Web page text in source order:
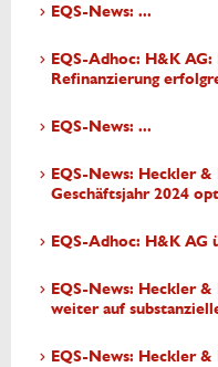
EQS-News: ...
EQS-Adhoc: H&K
Refinanzierung
EQS-News: ...
EQS-News: Heckler
Geschäftsjahr 2024
EQS-Adhoc: H&K AG
EQS-News: Heckler
weiter auf
EQS-News: Heckler